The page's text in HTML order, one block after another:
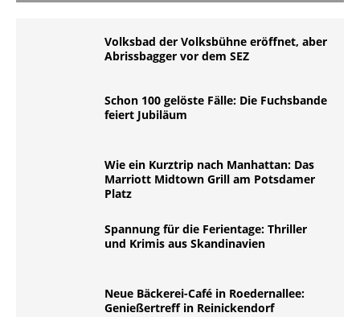
Volksbad der Volksbühne eröffnet, aber
Abrissbagger vor dem SEZ
Schon 100 gelöste Fälle: Die Fuchsbande
feiert Jubiläum
Wie ein Kurztrip nach Manhattan: Das
Marriott Midtown Grill am Potsdamer
Platz
Spannung für die Ferientage: Thriller
und Krimis aus Skandinavien
Neue Bäckerei-Café in Roedernallee:
Genießertreff in Reinickendorf